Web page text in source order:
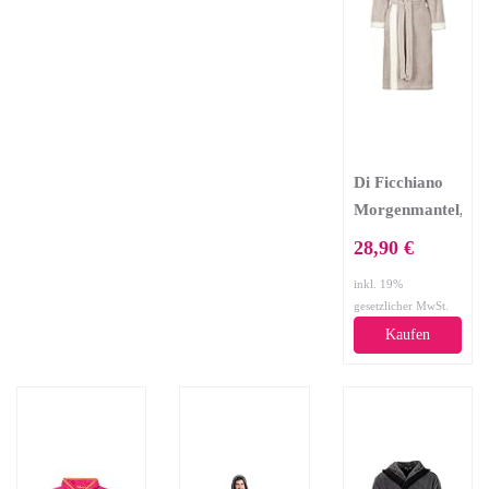
(XXXL,
Anthrazit)
Di Ficchiano
Morgenmantel,
Ecru, Gr. M
28,90 €
inkl. 19%
gesetzlicher MwSt.
Kaufen